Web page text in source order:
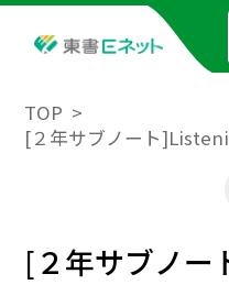
TOP
[２年サブノート
[２年サブノ